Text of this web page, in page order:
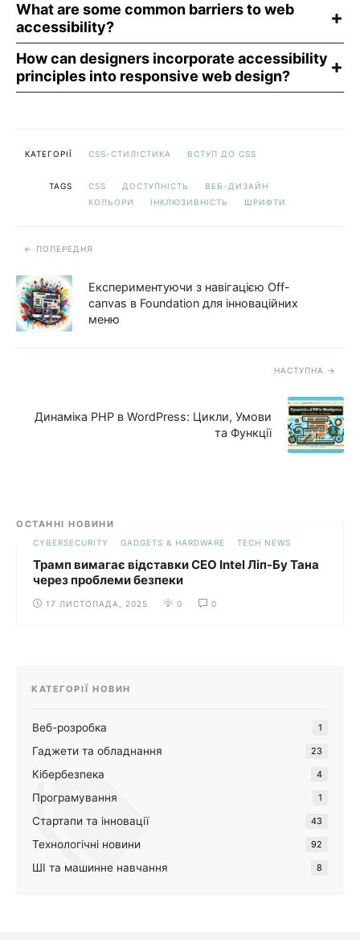
What are some common barriers to web
accessibility?
How can designers incorporate accessibility
principles into responsive web design?
КАТЕГОРІЇ CSS-СТИЛІСТИКА ВСТУП ДО CSS
TAGS CSS ДОСТУПНІСТЬ
ВЕБ-ДИЗАЙН
КОЛЬОРИ
ІНКЛЮЗИВНІСТЬ ШРИФТИ
ПОПЕРЕДНЯ
Експериментуючи з навігацією Off-
canvas в Foundation для інноваційних
меню
НАСТУПНА
Динаміка PHP в WordPress: Цикли, Умови
та Функції
ОСТАННІ НОВИНИ
CYBERSECURITY GADGETS & HARDWARE TECH NEWS
Трамп вимагає відставки CEO Intel Ліп-Бу Тана
через проблеми безпеки
17 ЛИСТОПАДА, 2025 0 0
КАТЕГОРІЇ НОВИН
Веб-розробка 1
Гаджети та обладнання 23
Кібербезпека 4
Програмування 1
Стартапи та інновації 43
Технологічні новини 92
ШІ та машинне навчання 8